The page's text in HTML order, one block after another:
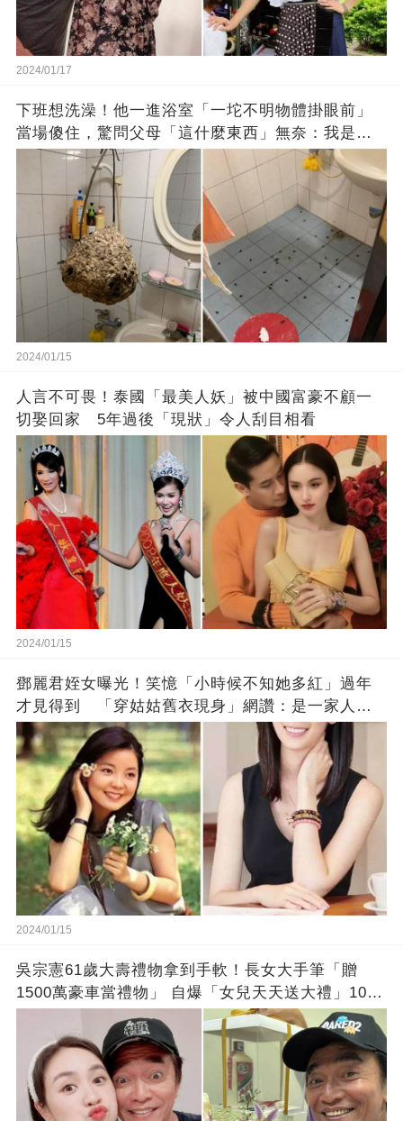
2024/01/17
下班想洗澡！他一進浴室「一坨不明物體掛眼前」
當場傻住，驚問父母「這什麼東西」無奈：我是親
生的嗎？
2024/01/15
人言不可畏！泰國「最美人妖」被中國富豪不顧一
切娶回家 5年過後「現狀」令人刮目相看
2024/01/15
鄧麗君姪女曝光！笑憶「小時候不知她多紅」過年
才見得到 「穿姑姑舊衣現身」網讚：是一家人沒
錯!
2024/01/15
吳宗憲61歲大壽禮物拿到手軟！長女大手筆「贈
1500萬豪車當禮物」 自爆「女兒天天送大禮」10年
徒弟也不甘示弱!